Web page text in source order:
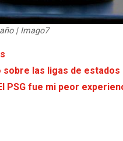
| Imago7
sobre las ligas de
PSG fue mi peor